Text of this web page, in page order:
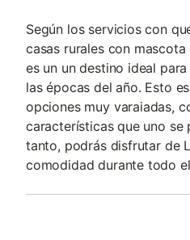
Según los servicios con
casas rurales con
es un un destino ideal
las épocas del año. Esto
opciones muy varaiadas,
características que uno se
tanto, podrás disfrutar de
comodidad durante todo